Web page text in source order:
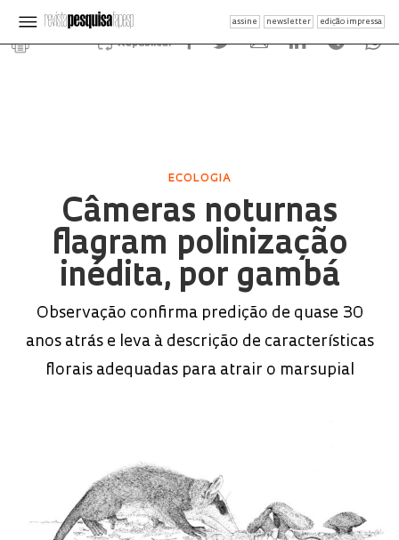
assine newsletter edição impressa
Republicar
ECOLOGIA
Câmeras noturnas
flagram polinização
inédita, por gambá
Observação confirma predição de quase 30
anos atrás e leva à descrição de características
florais adequadas para atrair o marsupial